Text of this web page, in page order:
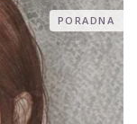
PORADNA